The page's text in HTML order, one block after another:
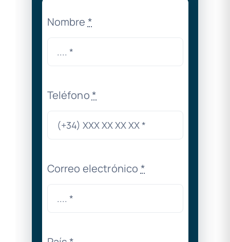
Nombre *
Teléfono*
Correo electrónico *